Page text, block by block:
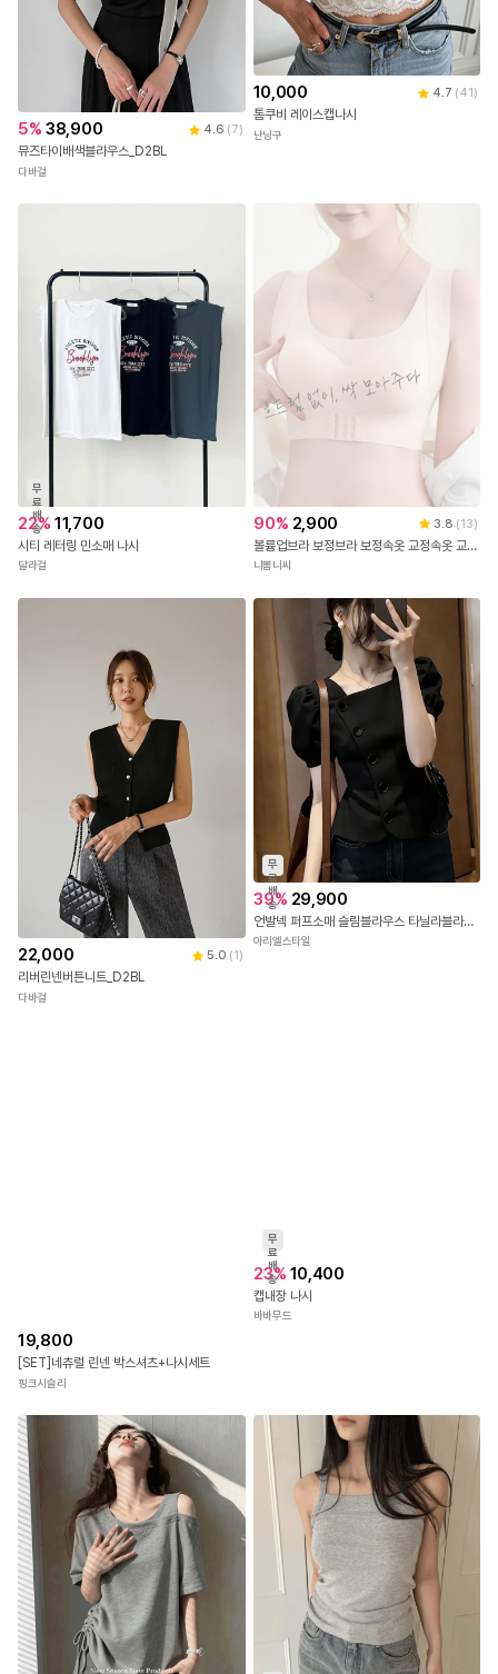
5% 38,900 4.6 (7)
뮤즈타이배색블라우스_D2BL
다바걸
10,000 4.7 (41)
톰쿠비 레이스캡나시
난닝구
무
료
배
송
22% 11,700
시티 레터링 민소매 나시
달라걸
90% 2,900 3.8 (13)
볼륨업브라 보정브라 보정속옷 교정속옷 교정브라 심리스브라 처진가슴 새가슴 굽은등교정기 앞후크브라 자세교정 기능성브라 편한브라 가슴모아주는 벌어진가슴 탱글탑
니뽐니씨
22,000 5.0 (1 )
리버린넨버튼니트_D2BL
다바걸
무
료
배
송
39% 29,900
언발넥 퍼프소매 슬림블라우스 타닐라블라우스
아리엘스타일
19,800
[SET]네츄럴 린넨 박스셔츠+나시세트
핑크시슬리
무
료
배
송
23% 10,400
캡내장 나시
바바무드